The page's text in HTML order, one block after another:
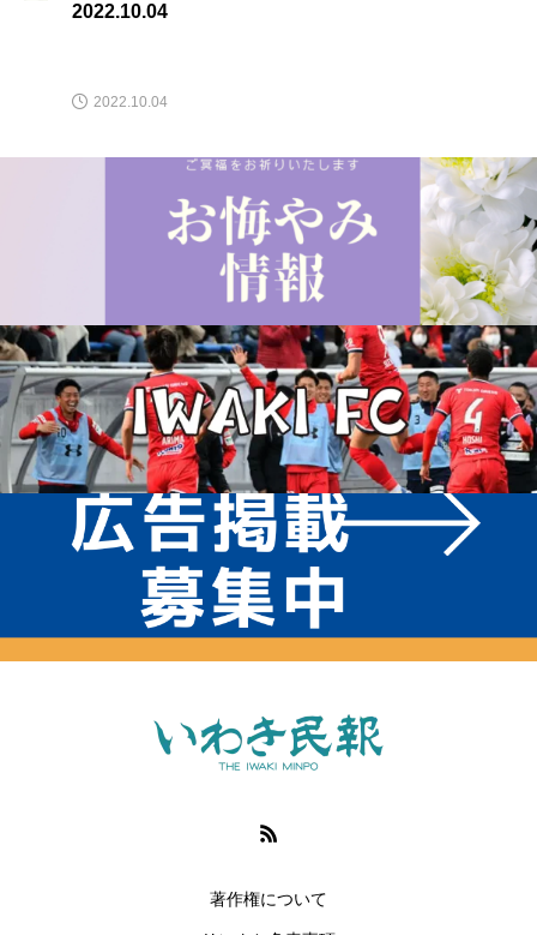
2022.10.04
2022.10.04
著作権について